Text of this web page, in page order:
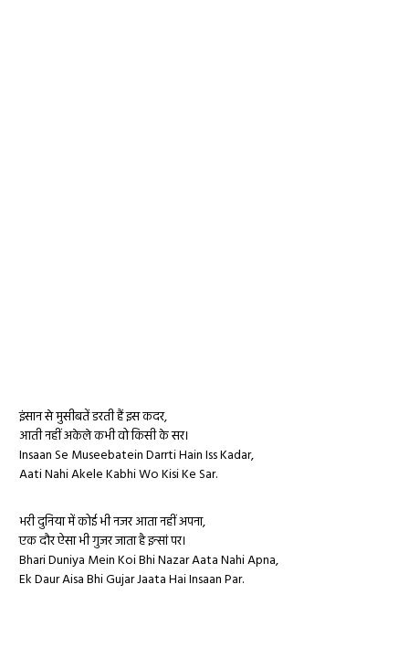
इंसान से मुसीबतें डरती हैं इस कदर,
आती नहीं अकेले कभी वो किसी के सर।
Insaan Se Museebatein Darrti Hain Iss Kadar,
Aati Nahi Akele Kabhi Wo Kisi Ke Sar.
भरी दुनिया में कोई भी नजर आता नहीं अपना,
एक दौर ऐसा भी गुजर जाता है इन्सां पर।
Bhari Duniya Mein Koi Bhi Nazar Aata Nahi Apna,
Ek Daur Aisa Bhi Gujar Jaata Hai Insaan Par.